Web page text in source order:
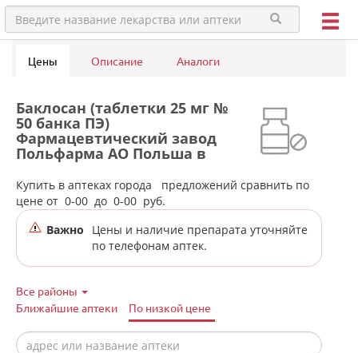
Цены Описание Аналоги
Баклосан (таблетки 25 мг №
50 банка ПЭ)
Фармацевтический завод
Польфарма АО Польша в
аптеках города Верхней
Салды
Купить в аптеках города
предложений сравнить по
цене от 0-00 до 0-00 руб.
Важно
Цены и наличие препарата уточняйте
по телефонам аптек.
Все районы
Ближайшие аптеки
По низкой цене